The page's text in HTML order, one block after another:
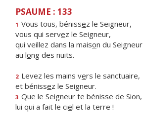
PSAUME : 133
1 Vous tous, bénissez le Seigneur,
vous qui servez le Seigneur,
qui veillez dans la maison du Seigneur
au long des nuits.
2 Levez les mains vers le sanctuaire,
et bénissez le Seigneur.
3 Que le Seigneur te bénisse de Sion,
lui qui a fait le ciel et la terre !